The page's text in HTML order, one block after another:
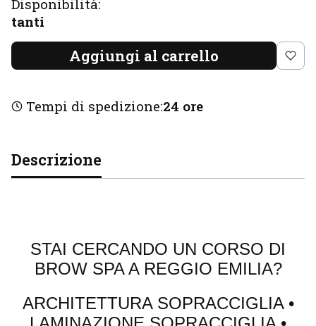
Disponibilità:
tanti
Aggiungi al carrello
Tempi di spedizione:24 ore
Descrizione
STAI CERCANDO UN CORSO DI
BROW SPA A REGGIO EMILIA?
ARCHITETTURA SOPRACCIGLIA •